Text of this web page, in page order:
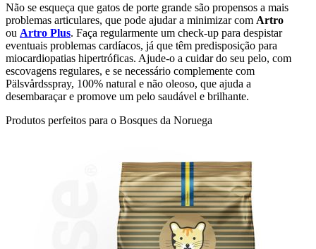
Não se esqueça que gatos de porte grande são propensos a mais
problemas articulares, que pode ajudar a minimizar com Artro
ou Artro Plus. Faça regularmente um check-up para despistar
eventuais problemas cardíacos, já que têm predisposição para
miocardiopatias hipertróficas. Ajude-o a cuidar do seu pelo, com
escovagens regulares, e se necessário complemente com
Pälsvårdsspray, 100% natural e não oleoso, que ajuda a
desembaraçar e promove um pelo saudável e brilhante.
Produtos perfeitos para o Bosques da Noruega